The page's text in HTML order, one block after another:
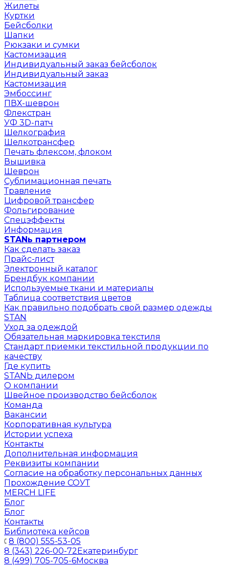
Жилеты
Куртки
Бейсболки
Шапки
Рюкзаки и сумки
Кастомизация
Индивидуальный заказ бейсболок
Индивидуальный заказ
Кастомизация
Эмбоссинг
ПВХ-шеврон
Флекстран
УФ 3D-патч
Шелкография
Шелкотрансфер
Печать флексом, флоком
Вышивка
Шеврон
Сублимационная печать
Травление
Цифровой трансфер
Фольгирование
Спецэффекты
Информация
STANь партнером
Как сделать заказ
Прайс-лист
Электронный каталог
Брендбук компании
Используемые ткани и материалы
Таблица соответствия цветов
Как правильно подобрать свой размер одежды
STAN
Уход за одеждой
Обязательная маркировка текстиля
Стандарт приемки текстильной продукции по
качеству
Где купить
STANЬ дилером
О компании
Швейное производство бейсболок
Команда
Вакансии
Корпоративная культура
Истории успеха
Контакты
Дополнительная информация
Реквизиты компании
Согласие на обработку персональных данных
Прохождение СОУТ
MERCH LIFE
Блог
Блог
Контакты
Библиотека кейсов
8 (800) 555-53-05
8 (343) 226-00-72Екатеринбург
8 (499) 705-705-6Москва